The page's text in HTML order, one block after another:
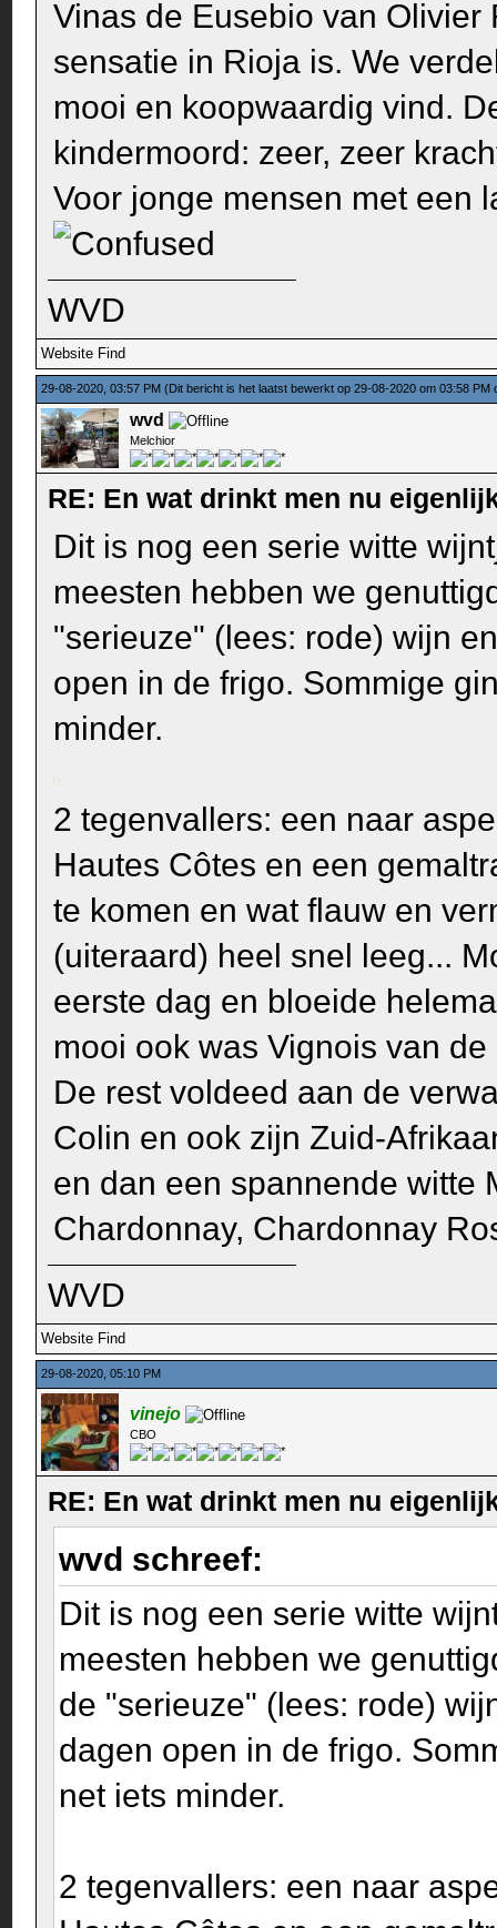
Vinas de Eusebio van
sensatie in Rioja is. We
mooi en koopwaardig vind.
kindermoord: zeer, zeer
Voor jonge mensen met een
WVD
Website Find
29-08-2020, 03:57 PM(Dit bericht is het laatst bewerkt op 29-08-2020 om 03:58 PM
wvd
Melchior
RE: En wat drinkt men nu
Dit is nog een serie witte
meesten hebben we
"serieuze" (lees: rode) wijn
open in de frigo. Sommige
minder.
2 tegenvallers: een naar
Hautes Côtes en een
te komen en wat flauw en
(uiteraard) heel snel leeg...
eerste dag en bloeide
mooi ook was Vignois van
De rest voldeed aan de
Colin en ook zijn Zuid-
en dan een spannende witte
Chardonnay, Chardonnay
WVD
Website Find
29-08-2020, 05:10 PM
vinejo
CBO
RE: En wat drinkt men nu
wvd schreef:
Dit is nog een serie witte
meesten hebben we
de "serieuze" (lees: rode)
dagen open in de frigo.
net iets minder.
2 tegenvallers: een naar